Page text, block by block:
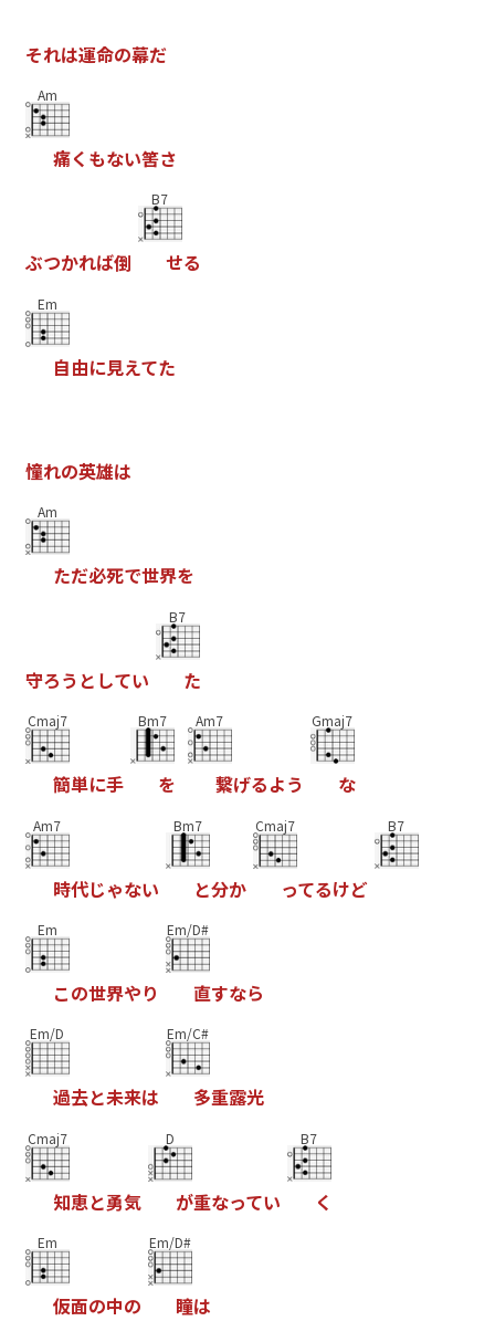
それは運命の幕だ
Am
痛く もない筈さ
ぶつかれば倒
B7
せる
Em
自由に見えてた
憧れの英雄は
Am
ただ必死で世界を
守ろう と してい
B7
た
Cmaj7
簡単に手
Bm7
を
Am7
繋げるよう
Gmaj7
な
Am7
時代じゃない
Bm7
と分か
Cmaj7
ってるけど
B7
Em
この世界やり
Em/D#
直すなら
Em/D
過去と未来は
Em/C#
多重露光
Cmaj7
知恵と勇気
D
が重なってい
B7
く
Em
仮面の中の
Em/D#
瞳は